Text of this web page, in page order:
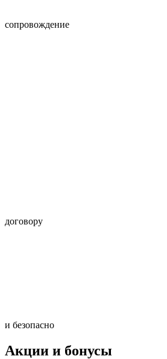
сопровождение
договору
и безопасно
Акции и бонусы